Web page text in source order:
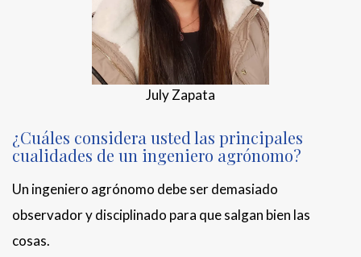
July Zapata
¿Cuáles considera usted las principales
cualidades de un ingeniero agrónomo?
Un ingeniero agrónomo debe ser demasiado
observador y disciplinado para que salgan bien las
cosas.